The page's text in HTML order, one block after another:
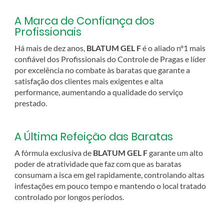
A Marca de Confiança dos
Profissionais
Há mais de dez anos, BLATUM GEL Fé o aliado nº1 mais
confiável dos Profissionais do Controle de Pragas e líder
por excelência no combate às baratas que garante a
satisfação dos clientes mais exigentes e alta
performance, aumentando a qualidade do serviço
prestado.
A Última Refeição das Baratas
A fórmula exclusiva de BLATUM GEL Fgarante um alto
poder de atratividade que faz com que as baratas
consumam a isca em gel rapidamente, controlando altas
infestações em pouco tempo e mantendo o local tratado
controlado por longos períodos.